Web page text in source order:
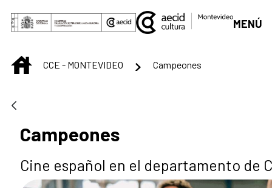
Saut au contenu principal
MENÚ
INICIOCCE - MONTEVIDEO Campeones
Campeones
Cine español en el departamento de